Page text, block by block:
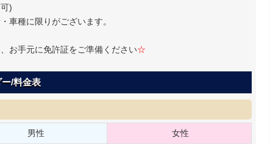
)
車種に限りがございます。
お手元に免許証をご準備ください☆
/料金表
男性 女性